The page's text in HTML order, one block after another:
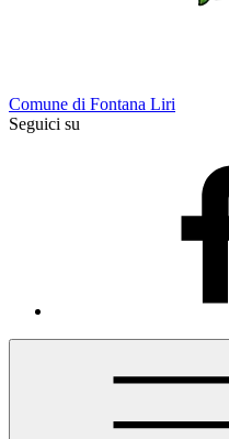
Comune di Fontana Liri
Seguici su